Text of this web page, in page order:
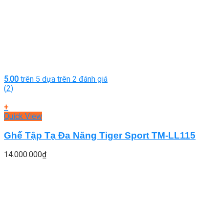
5.00 trên 5 dựa trên 2 đánh giá
(2)
+
Quick View
Ghế Tập Tạ Đa Năng Tiger Sport TM-LL115
14.000.000₫